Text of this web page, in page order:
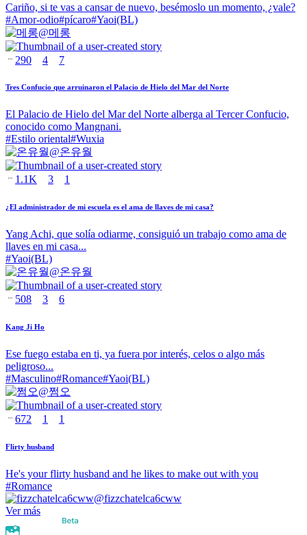
Cariño, si te vas a cansar de nuevo, besémoslo un momento, ¿vale?
#Amor-odio#pícaro#Yaoi(BL)
@메롱
290 4 7
Tres Confucio que arruinaron el Palacio de Hielo del Mar del Norte
El Palacio de Hielo del Mar del Norte alberga al Tercer Confucio,
conocido como Mangnani.
#Estilo oriental#Wuxia
@온유월
1.1K 3 1
¿El administrador de mi escuela es el ama de llaves de mi casa?
Yang Achi, que solía odiarme, consiguió un trabajo como ama de
llaves en mi casa...
#Yaoi(BL)
@온유월
508 3 6
Kang Ji Ho
Ese fuego estaba en ti, ya fuera por interés, celos o algo más
peligroso...
#Masculino#Romance#Yaoi(BL)
@쩜오
672 1 1
Flirty husband
He's your flirty husband and he likes to make out with you
#Romance
@fizzchatelca6cww
Ver más